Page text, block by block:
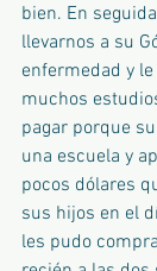
bien. En
llevarnos a su
enfermedad y
muchos
pagar porque
una escuela y
pocos dólares
sus hijos en el
les pudo